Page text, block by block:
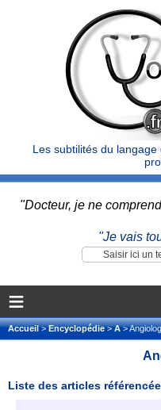
Les subtilités du
"Docteur, je ne
"Je vais
≡
Accueil>Encyclopédie>A>
Liste des articles